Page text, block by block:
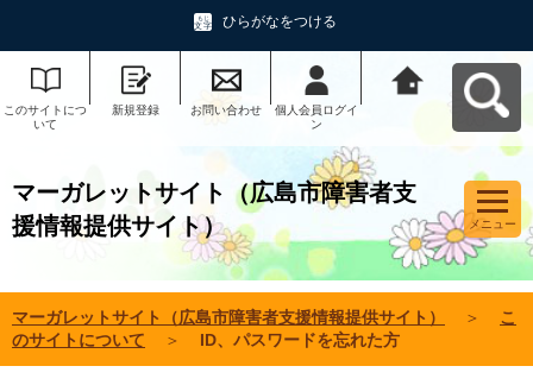
ひらがなをつける
このサイトにつ
いて
新規登録 お問い合わせ
個人会員ログイ
ン
マーガレットサイト（広島市障害者支
援情報提供サイト）
メニュー
マーガレットサイト（広島市障害者支援情報提供サイト） ＞
こ
のサイトについて
＞ ID、パスワードを忘れた方